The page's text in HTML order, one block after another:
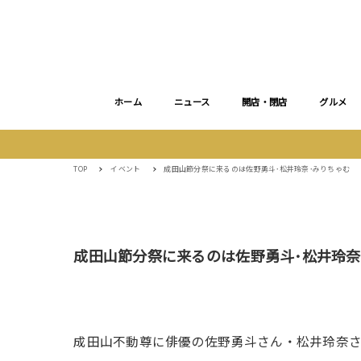
ホーム ニュース 開店・閉店 グルメ
TOP イベント 成田山節分祭に来るのは佐野勇斗･松井玲奈･みりちゃむ
成田山節分祭に来るのは佐野勇斗･松井玲
成田山不動尊に俳優の佐野勇斗さん・松井玲奈